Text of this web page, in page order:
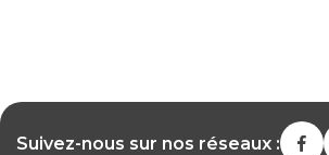
Suivez-nous sur nos réseaux :